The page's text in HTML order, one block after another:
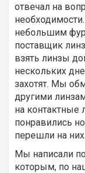
отвечал на
небольшим
поставщик
взять линзы
нескольких
захотят. Мы
другими
на контактные
понравились
перешли на них.
Мы написали
которым, по